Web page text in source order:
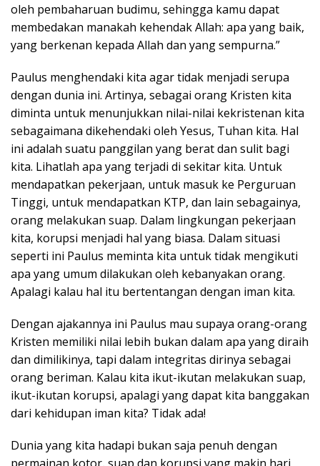
oleh pembaharuan budimu, sehingga kamu dapat
membedakan manakah kehendak Allah: apa yang baik,
yang berkenan kepada Allah dan yang sempurna.”
Paulus menghendaki kita agar tidak menjadi serupa
dengan dunia ini. Artinya, sebagai orang Kristen kita
diminta untuk menunjukkan nilai-nilai kekristenan kita
sebagaimana dikehendaki oleh Yesus, Tuhan kita. Hal
ini adalah suatu panggilan yang berat dan sulit bagi
kita. Lihatlah apa yang terjadi di sekitar kita. Untuk
mendapatkan pekerjaan, untuk masuk ke Perguruan
Tinggi, untuk mendapatkan KTP, dan lain sebagainya,
orang melakukan suap. Dalam lingkungan pekerjaan
kita, korupsi menjadi hal yang biasa. Dalam situasi
seperti ini Paulus meminta kita untuk tidak mengikuti
apa yang umum dilakukan oleh kebanyakan orang.
Apalagi kalau hal itu bertentangan dengan iman kita.
Dengan ajakannya ini Paulus mau supaya orang-orang
Kristen memiliki nilai lebih bukan dalam apa yang diraih
dan dimilikinya, tapi dalam integritas dirinya sebagai
orang beriman. Kalau kita ikut-ikutan melakukan suap,
ikut-ikutan korupsi, apalagi yang dapat kita banggakan
dari kehidupan iman kita? Tidak ada!
Dunia yang kita hadapi bukan saja penuh dengan